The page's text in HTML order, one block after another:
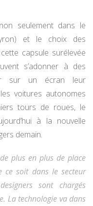
seulement dans le
et le choix des
capsule surélevée
s’adonner à des
sur un écran leur
voitures autonomes
tours de roues, le
à la nouvelle
demain.
plus en plus de place
ce soit dans le secteur
sont chargés
La technologie va dans